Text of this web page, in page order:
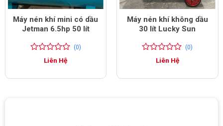
Máy nén khí mini có dầu
Jetman 6.5hp 50 lít
(0)
Liên Hệ
Máy nén khí không dầu
30 lít Lucky Sun
(0)
Liên Hệ